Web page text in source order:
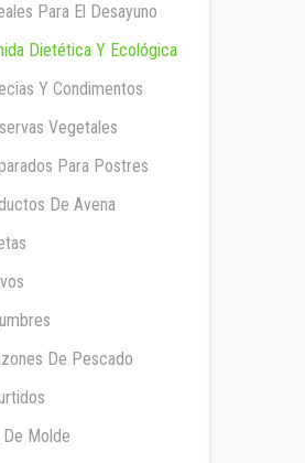
Tostadas de Arroz y...
Para El Desayuno
Dietética Y Ecológica
Y Condimentos
Vegetales
Para Postres
De Avena
De Pescado
De Molde